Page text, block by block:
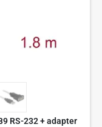
RS-232 + adapter